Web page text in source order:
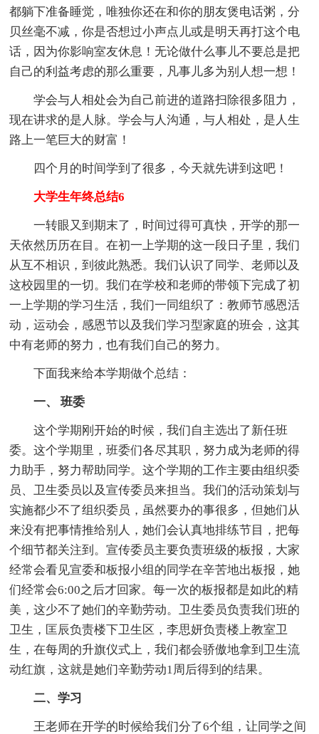
都躺下准备睡觉，唯独你还在和你的朋友煲电话粥，分
贝丝毫不减，你是否想过小声点儿或是明天再打这个电
话，因为你影响室友休息！无论做什么事儿不要总是把
自己的利益考虑的那么重要，凡事儿多为别人想一想！
学会与人相处会为自己前进的道路扫除很多阻力，
现在讲求的是人脉。学会与人沟通，与人相处，是人生
路上一笔巨大的财富！
四个月的时间学到了很多，今天就先讲到这吧！
大学生年终总结6
一转眼又到期末了，时间过得可真快，开学的那一
天依然历历在目。在初一上学期的这一段日子里，我们
从互不相识，到彼此熟悉。我们认识了同学、老师以及
这校园里的一切。我们在学校和老师的带领下完成了初
一上学期的学习生活，我们一同组织了：教师节感恩活
动，运动会，感恩节以及我们学习型家庭的班会，这其
中有老师的努力，也有我们自己的努力。
下面我来给本学期做个总结：
一、 班委
这个学期刚开始的时候，我们自主选出了新任班
委。这个学期里，班委们各尽其职，努力成为老师的得
力助手，努力帮助同学。这个学期的工作主要由组织委
员、卫生委员以及宣传委员来担当。我们的活动策划与
实施都少不了组织委员，虽然要办的事很多，但她们从
来没有把事情推给别人，她们会认真地排练节目，把每
个细节都关注到。宣传委员主要负责班级的板报，大家
经常会看见宣委和板报小组的同学在辛苦地出板报，她
们经常会6:00之后才回家。每一次的板报都是如此的精
美，这少不了她们的辛勤劳动。卫生委员负责我们班的
卫生，匡辰负责楼下卫生区，李思妍负责楼上教室卫
生，在每周的升旗仪式上，我们都会骄傲地拿到卫生流
动红旗，这就是她们辛勤劳动1周后得到的结果。
二、学习
王老师在开学的时候给我们分了6个组，让同学之间